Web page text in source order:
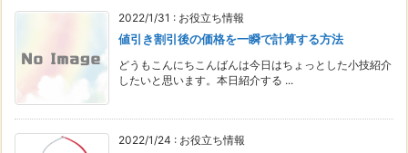
2022/1/31 : お役立ち情報
値引き割引後の価格を一瞬で計算する方法
どうもこんにちこんばんは今日はちょっとした小技紹介
したいと思います。本日紹介する ...
2022/1/24 : お役立ち情報